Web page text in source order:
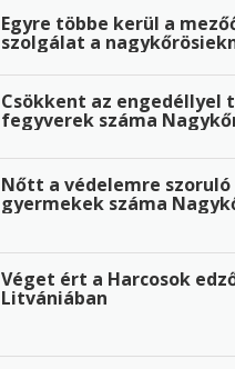
Egyre többe kerül a
szolgálat a
Csökkent az
fegyverek száma
Nőtt a védelemre szoruló
gyermekek száma
Véget ért a Harcosok
Litvániában